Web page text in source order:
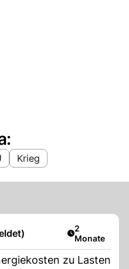
Krieg
Artikel
2
Monate
zu Lasten